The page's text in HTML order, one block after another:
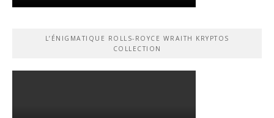
L’ÉNIGMATIQUE ROLLS-ROYCE WRAITH KRYPTOS
COLLECTION